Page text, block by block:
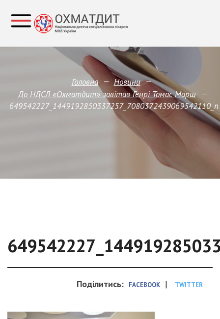
Головна — Новини —
До НДСЛ «Охматдит» завітав Генрі Томас Марш —
649542227_1449192850337257_7080372439069542110_n
Поділитись: FACEBOOK | TWITTER